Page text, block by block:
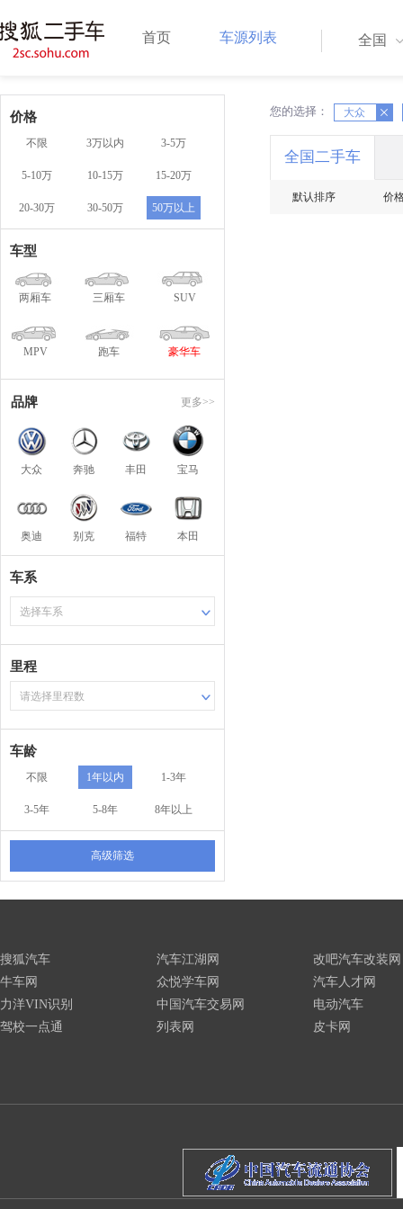
首页 车源列表 全国
价格
不限 3万以内 3-5万
5-10万 10-15万 15-20万
20-30万 30-50万 50万以上
车型
两厢车 三厢车 SUV
MPV 跑车 豪华车
品牌 更多>>
大众 奔驰 丰田 宝马
奥迪 别克 福特 本田
车系
选择车系
里程
请选择里程数
车龄
不限 1年以内 1-3年
3-5年 5-8年 8年以上
高级筛选
您的选择： 大众
X X
全国二手车
默认排序 价
搜狐汽车
牛车网
力洋VIN识别
驾校一点通
汽车江湖网
众悦学车网
中国汽车交易网
列表网
改吧汽车改装网
汽车人才网
电动汽车
皮卡网